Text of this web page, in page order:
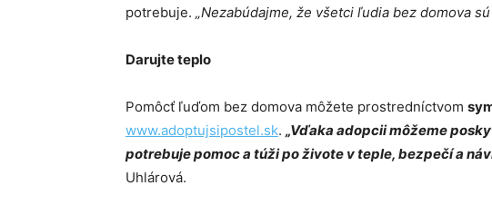
potrebuje. „Nezabúdajme, že všetci ľudia bez domova
Darujte teplo
Pomôcť ľuďom bez domova môžete prostredníctvom
www.adoptujsipostel.sk. „Vďaka adopcii môžeme
potrebuje pomoc a túži po živote v teple, bezpečí a
Uhlárová.